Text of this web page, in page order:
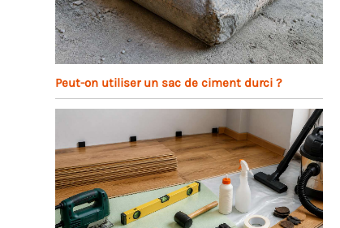
Peut-on utiliser un sac de ciment durci ?